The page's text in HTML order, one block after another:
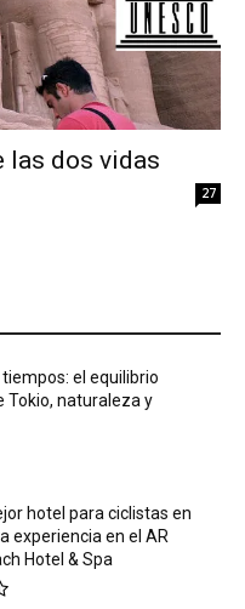
las dos vidas
27
el equilibrio
Tokio, naturaleza y
hotel para ciclistas en
experiencia en el AR
Hotel & Spa